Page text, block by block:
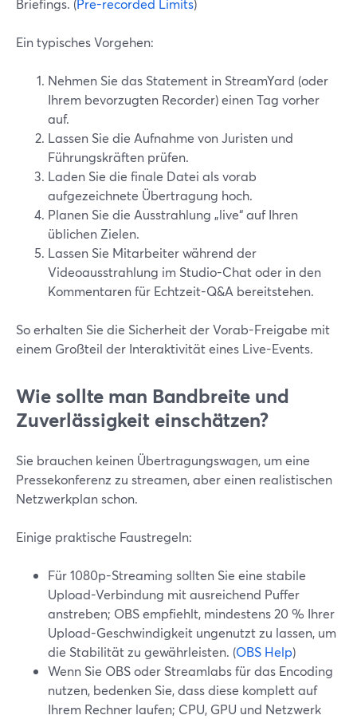
Briefings. (Pre-recorded Limits)
Ein typisches Vorgehen:
Nehmen Sie das Statement in StreamYard (oder
Ihrem bevorzugten Recorder) einen Tag vorher
auf.
Lassen Sie die Aufnahme von Juristen und
Führungskräften prüfen.
Laden Sie die finale Datei als vorab
aufgezeichnete Übertragung hoch.
Planen Sie die Ausstrahlung „live“ auf Ihren
üblichen Zielen.
Lassen Sie Mitarbeiter während der
Videoausstrahlung im Studio-Chat oder in den
Kommentaren für Echtzeit-Q&A bereitstehen.
So erhalten Sie die Sicherheit der Vorab-Freigabe mit
einem Großteil der Interaktivität eines Live-Events.
Wie sollte man Bandbreite und
Zuverlässigkeit einschätzen?
Sie brauchen keinen Übertragungswagen, um eine
Pressekonferenz zu streamen, aber einen realistischen
Netzwerkplan schon.
Einige praktische Faustregeln:
Für 1080p-Streaming sollten Sie eine stabile
Upload-Verbindung mit ausreichend Puffer
anstreben; OBS empfiehlt, mindestens 20 % Ihrer
Upload-Geschwindigkeit ungenutzt zu lassen, um
die Stabilität zu gewährleisten. (OBS Help)
Wenn Sie OBS oder Streamlabs für das Encoding
nutzen, bedenken Sie, dass diese komplett auf
Ihrem Rechner laufen; CPU, GPU und Netzwerk